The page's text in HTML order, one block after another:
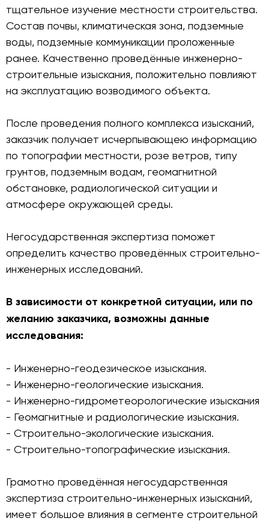
тщательное изучение местности строительства.
Состав почвы, климатическая зона, подземные
воды, подземные коммуникации проложенные
ранее. Качественно проведённые инженерно-
строительные изыскания, положительно повлияют
на эксплуатацию возводимого объекта.
После проведения полного комплекса изысканий,
заказчик получает исчерпывающею информацию
по топографии местности, розе ветров, типу
грунтов, подземным водам, геомагнитной
обстановке, радиологической ситуации и
атмосфере окружающей среды.
Негосударственная экспертиза поможет
определить качество проведённых строительно-
инженерных исследований.
В зависимости от конкретной ситуации, или по
желанию заказчика, возможны данные
исследования:
- Инженерно-геодезическое изыскания.
- Инженерно-геологические изыскания.
- Инженерно-гидрометеорологические изыскания
- Геомагнитные и радиологические изыскания.
- Строительно-экологические изыскания.
- Строительно-топографические изыскания.
Грамотно проведённая негосударственная
экспертиза строительно-инженерных изысканий,
имеет большое влияния в сегменте строительной